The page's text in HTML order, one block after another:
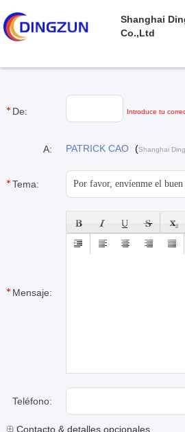
Shanghai
Co.,Ltd
De: Introduce tu
A: PATRICK CAO (Shanghai
Tema:
Mensaje:
Teléfono:
Contacto & detalles opcionales